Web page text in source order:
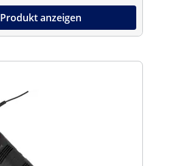
Produkt anzeigen